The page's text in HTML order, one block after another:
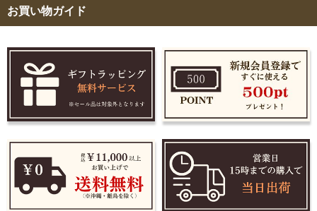
お買い物ガイド